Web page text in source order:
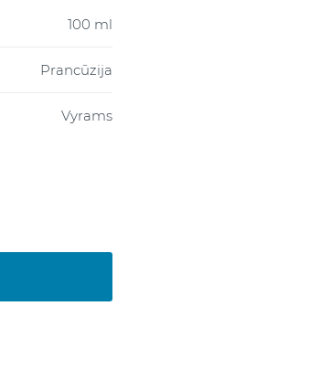
100 ml
Prancūzija
Vyrams